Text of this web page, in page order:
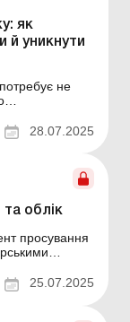
як
й уникнути
не
рекламні
блогерами,
28.07.2025
облік
просування
чи потрібно
25.07.2025